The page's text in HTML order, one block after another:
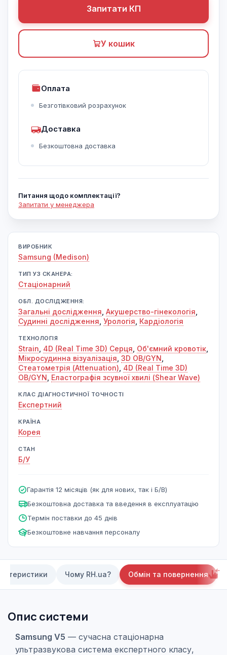
Запитати КП
У кошик
Оплата
Безготівковий розрахунок
Доставка
Безкоштовна доставка
Питання щодо комплектації?
Запитати у менеджера
ВИРОБНИК
Samsung (Medison)
ТИП УЗ СКАНЕРА:
Cтаціонарний
ОБЛ. ДОСЛІДЖЕННЯ:
Загальні дослідження Акушерство-гінекологія
Судинні дослідження Урологія Кардіологія
ТЕХНОЛОГІЯ
Strain 4D (Real Time 3D) Cерця Об'ємний кровотік
Мікросудинна візуалізація 3D OB/GYN
Стеатометрія (Attenuation) 4D (Real Time 3D)
OB/GYN Еластографія зсувної хвилі (Shear Wave)
КЛАС ДІАГНОСТИЧНОЇ ТОЧНОСТІ
Експертний
КРАЇНА
Корея
СТАН
Б/У
Гарантія 12 місяців (як для нових, так і Б/В)
Безкоштовна доставка та введення в експлуатацію
Термін поставки до 45 днів
Безкоштовне навчання персоналу
Чому RH.ua? Обмін та повернення
Опис системи
Samsung V5 — сучасна стаціонарна
ультразвукова система експертного класу,